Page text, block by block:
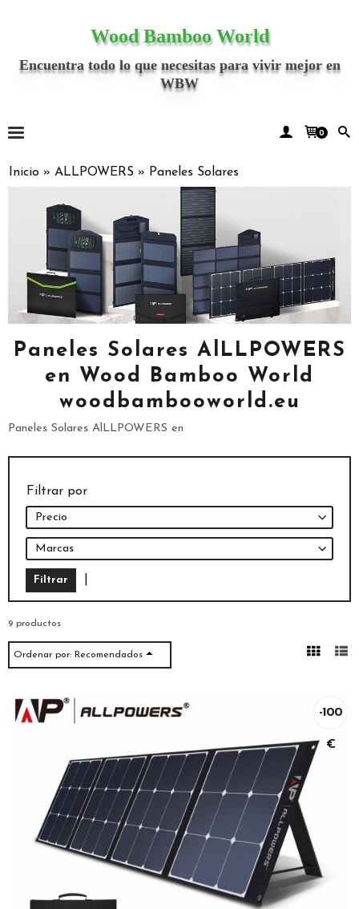
Wood Bamboo World
Encuentra todo lo que necesitas para vivir mejor en
WBW
0
Inicio » ALLPOWERS » Paneles Solares
Paneles Solares AlLLPOWERS
en Wood Bamboo World
woodbambooworld.eu
Paneles Solares AlLLPOWERS en
Filtrar por
Precio
Marcas
9 productos
Ordenar por: Recomendados
-100
€